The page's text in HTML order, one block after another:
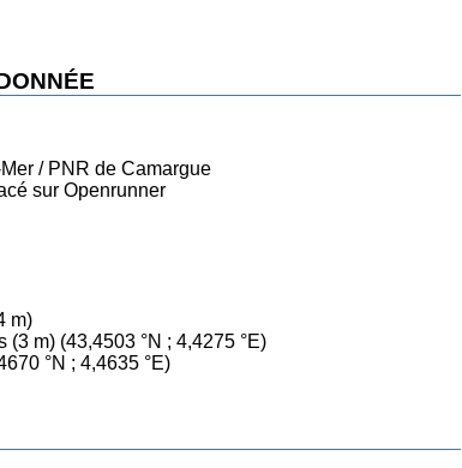
/ PNR de Camargue
sur Openrunner
m)
m) (43,4503 °N ; 4,4275 °E)
°N ; 4,4635 °E)